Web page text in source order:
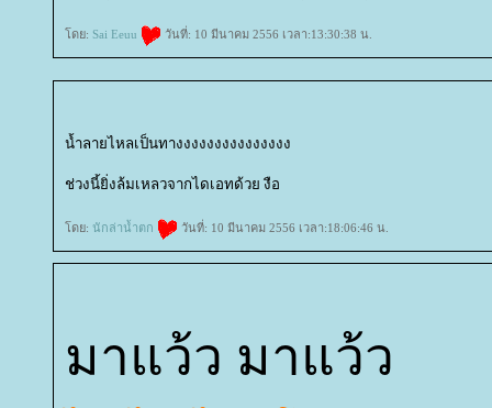
ดย: Sai Eeuu วันที่: 10 มีนาคม 2556 เวลา:13:30:38 น.
น้ำลายไหลเป็นทางงงงงงงงงงงงงงง
ช่วงนี้ยิ่งล้มเหลวจากไดเอทด้วย งือ
ดย: นักล่าน้ำตก วันที่: 10 มีนาคม 2556 เวลา:18:06:46 น.
มาแว้ว มาแว้ว